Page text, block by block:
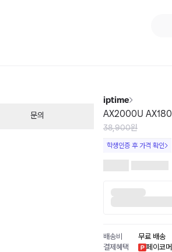
문의
iptime
AX2000U
38,900원
학생인증 후 가격 확인
배송비
무료 배송
결제혜택
페이코